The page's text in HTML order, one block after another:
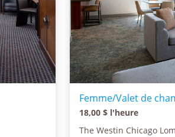
Femme/Valet de
18,00 $ l'heure
The Westin Chicago